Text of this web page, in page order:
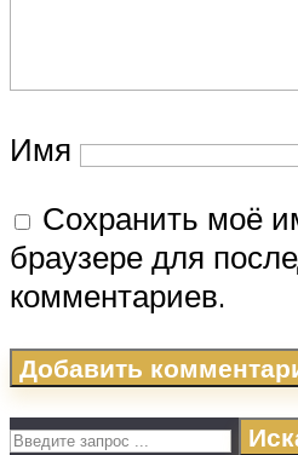
Имя
Сохранить моё
браузере для
комментариев.